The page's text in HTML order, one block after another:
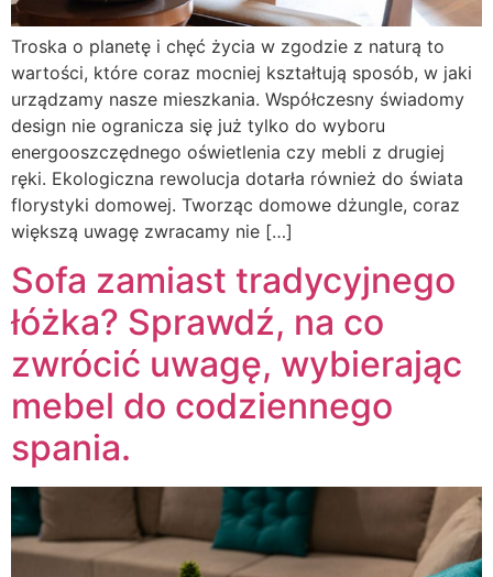
Troska o planetę i chęć życia w zgodzie z naturą to
wartości, które coraz mocniej kształtują sposób, w jaki
urządzamy nasze mieszkania. Współczesny świadomy
design nie ogranicza się już tylko do wyboru
energooszczędnego oświetlenia czy mebli z drugiej
ręki. Ekologiczna rewolucja dotarła również do świata
florystyki domowej. Tworząc domowe dżungle, coraz
większą uwagę zwracamy nie […]
Sofa zamiast tradycyjnego
łóżka? Sprawdź, na co
zwrócić uwagę, wybierając
mebel do codziennego
spania.